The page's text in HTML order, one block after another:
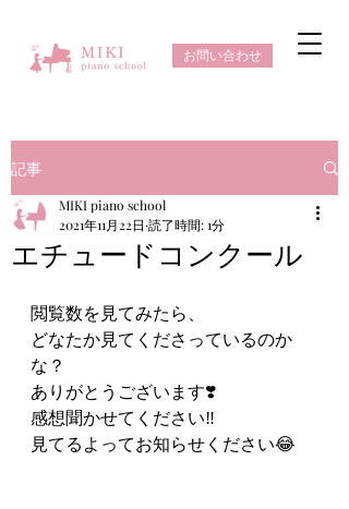
お問い合わせ
記事
エチュードコンクール
MIKI piano school
2021年11月22日 読了時間: 1分
閲覧数を見てみたら、
どなたか見てくださっているのか
な？
ありがとうございます❣️
感想聞かせてください‼️
見てるよってお知らせください😂